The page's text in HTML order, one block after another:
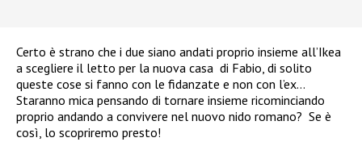
Certo è strano che i due siano andati proprio insieme all’Ikea
a scegliere il letto per la nuova casa di Fabio, di solito
queste cose si fanno con le fidanzate e non con l’ex…
Staranno mica pensando di tornare insieme ricominciando
proprio andando a convivere nel nuovo nido romano? Se è
così, lo scopriremo presto!